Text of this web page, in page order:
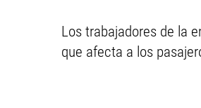
Los trabajadores de la
que afecta a los